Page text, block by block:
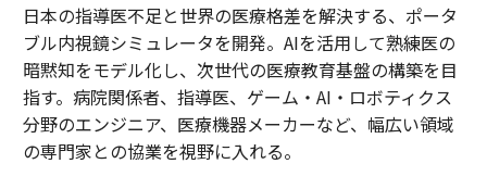
日本の指導医不足と世界の医療格差を解決する、ポータ
ブル内視鏡シミュレータを開発。AIを活用して熟練医の
暗黙知をモデル化し、次世代の医療教育基盤の構築を目
指す。病院関係者、指導医、ゲーム・AI・ロボティクス
分野のエンジニア、医療機器メーカーなど、幅広い領域
の専門家との協業を視野に入れる。